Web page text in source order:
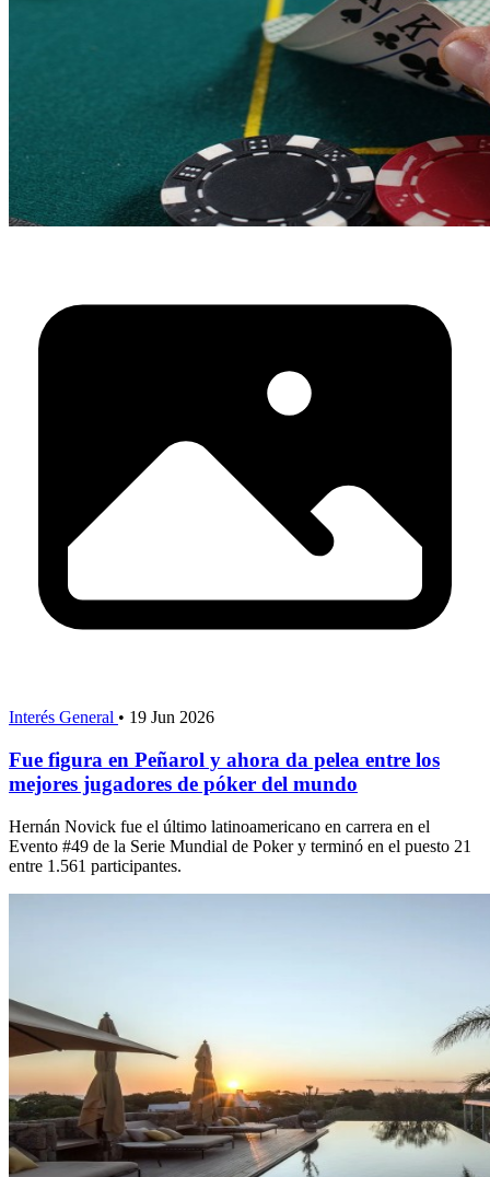
Interés General • 19 Jun 2026
Fue figura en Peñarol y ahora da pelea entre los
mejores jugadores de póker del mundo
Hernán Novick fue el último latinoamericano en carrera en el
Evento #49 de la Serie Mundial de Poker y terminó en el puesto 21
entre 1.561 participantes.